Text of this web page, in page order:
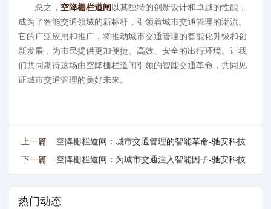
总之， 空降栅栏道闸以其独特的创新设计和卓越的性能，
成为了智能交通领域的新标杆，引领着城市交通管理的潮流。
它的广泛应用和推广，将推动城市交通管理的智能化升级和创
新发展，为市民提供更加便捷、高效、安全的出行环境。让我
们共同期待这场由空降栅栏道闸引领的智能交通革命，共同见
证城市交通管理的美好未来。
上一篇 空降栅栏道闸：城市交通管理的智能革命-驰安科技
下一篇 空降栅栏道闸：为城市交通注入智能因子-驰安科技
热门动态